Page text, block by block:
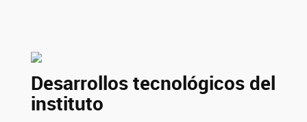
Desarrollos tecnológicos del
instituto